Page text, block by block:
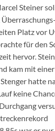
Steiner
Platz vor
für den
hervor.
kam mit
hatte
keine